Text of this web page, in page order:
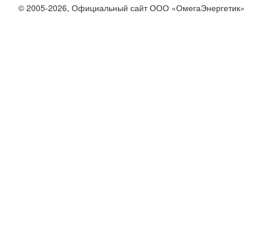
© 2005-2026, Официальный сайт ООО «ОмегаЭнергетик»